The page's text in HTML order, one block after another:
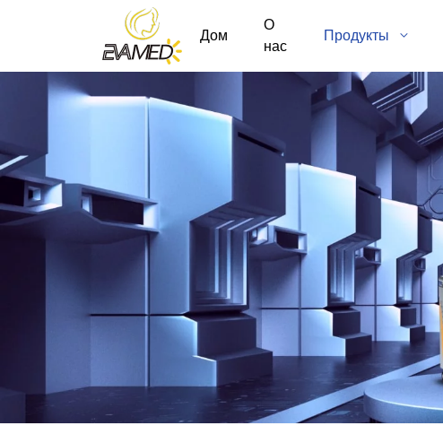
Дом
О
нас
Продукты
Long
Pulse
YAG
laser
Machine